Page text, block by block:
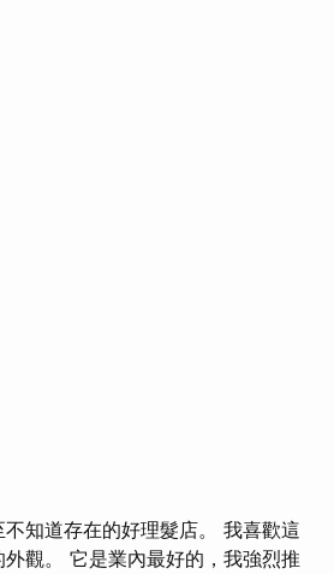
知道存在的好理髮店。 我喜歡這
觀。 它是業內最好的，我強烈推